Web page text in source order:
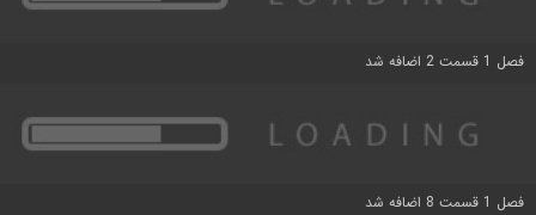
فصل 1 قسمت 2 اضافه شد
فصل 1 قسمت 8 اضافه شد